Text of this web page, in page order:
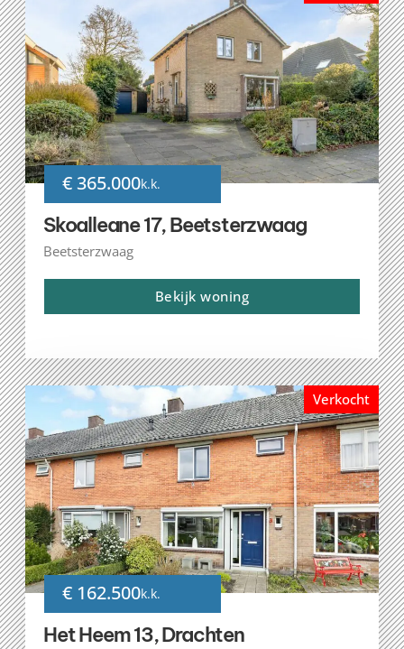
€ 365.000k.k.
Skoalleane 17, Beetsterzwaag
Beetsterzwaag
Bekijk woning
Verkocht
€ 162.500k.k.
Het Heem 13, Drachten